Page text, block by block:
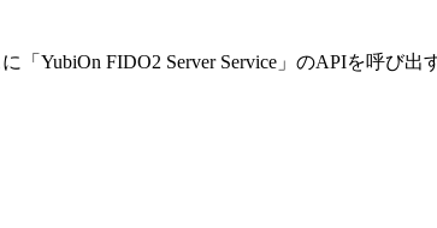
YubiOn FIDO2 Server Service」のAPIを呼び